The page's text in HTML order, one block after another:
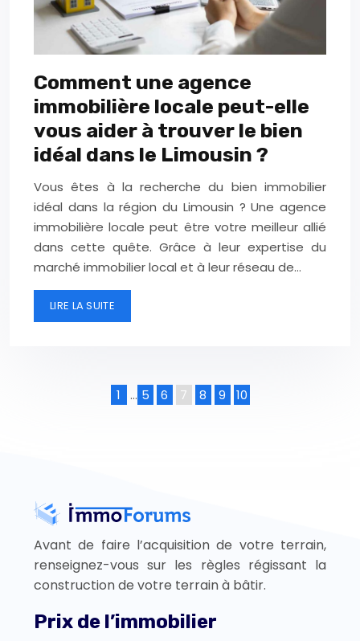
Comment une agence
immobilière locale peut-elle
vous aider à trouver le bien
idéal dans le Limousin ?
Vous êtes à la recherche du bien immobilier
idéal dans la région du Limousin ? Une agence
immobilière locale peut être votre meilleur allié
dans cette quête. Grâce à leur expertise du
marché immobilier local et à leur réseau de…
LIRE LA SUITE
1 … 5 6 7 8 9 10
Avant de faire l’acquisition de votre terrain,
renseignez-vous sur les règles régissant la
construction de votre terrain à bâtir.
Prix de l’immobilier